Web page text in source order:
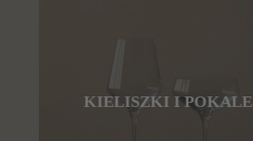
KIELISZKI I POKALE